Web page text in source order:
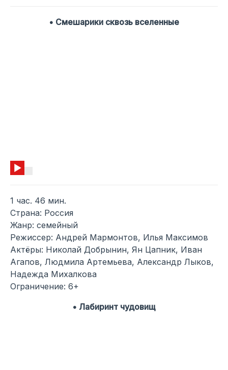
• Смешарики сквозь вселенные
1 час. 46 мин.
Страна: Россия
Жанр: семейный
Режиссер: Андрей Мармонтов, Илья Максимов
Актёры: Николай Добрынин, Ян Цапник, Иван
Агапов, Людмила Артемьева, Александр Лыков,
Надежда Михалкова
Ограничение: 6+
• Лабиринт чудовищ